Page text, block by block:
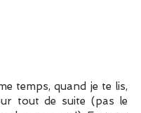
temps, quand je te lis,
tout de suite (pas le